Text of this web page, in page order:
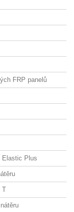
FRP panelů
Elastic Plus
T